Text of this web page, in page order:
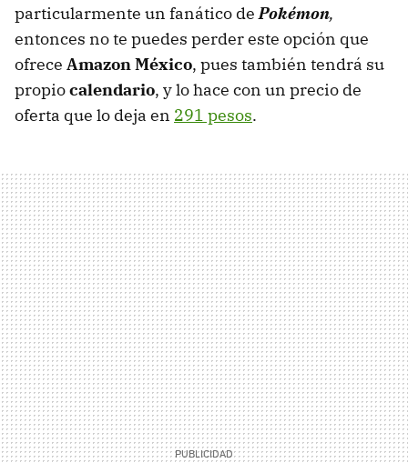
particularmente un fanático dePokémon,
entonces no te puedes perder este opción que
ofrece Amazon México, pues también tendrá su
propiocalendario, y lo hace con un precio de
oferta que lo deja en 291 pesos.